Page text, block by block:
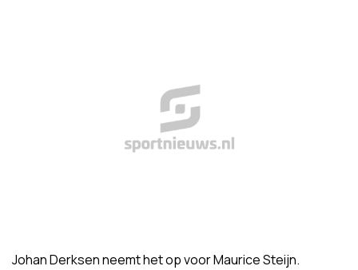
Johan Derksen neemt het op voor Maurice Steijn.